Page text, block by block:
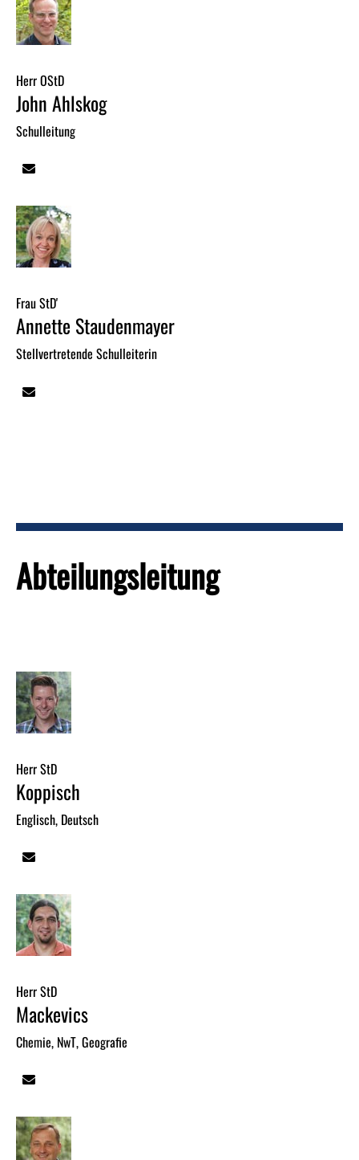
Herr OStD
John Ahlskog
Schulleitung
Frau StD'
Annette Staudenmayer
Stellvertretende Schulleiterin
Abteilungsleitung
Herr StD
Koppisch
Englisch, Deutsch
Herr StD
Mackevics
Chemie, NwT, Geografie